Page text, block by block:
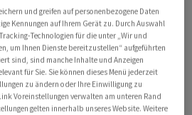
Nach unten hin werden die
Angebot des grossen
begrenzt. Gegen stärkere
das steigende Ölangebot
und die vielerorts
und greifen auf personenbezogene Daten
Kennungen auf Ihrem Gerät zu. Durch Auswahl
Technologien für die unter „Wir und
um Ihnen Dienste bereitzustellen“ aufgeführten
sind, sind manche Inhalte und Anzeigen
für Sie. Sie können dieses Menü jederzeit
zu ändern oder Ihre Einwilligung zu
Voreinstellungen verwalten am unteren Rand
gelten innerhalb unseres Website. Weitere